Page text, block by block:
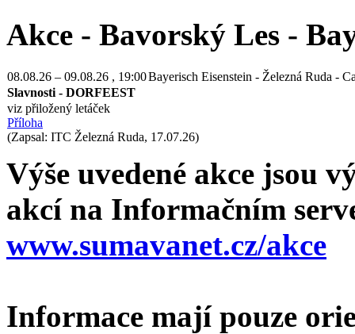
Akce - Bavorský Les -
08.08.26 – 09.08.26 , 19:00Bayerisch Eisenstein - Železná Ruda -
Slavnosti - DORFEEST
viz přiložený letáček
Příloha
(Zapsal: ITC Železná Ruda, 17.07.26)
Výše uvedené akce jsou
akcí na Informačním
www.sumavanet.cz/akce
Informace mají pouze